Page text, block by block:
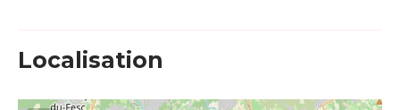
Localisation